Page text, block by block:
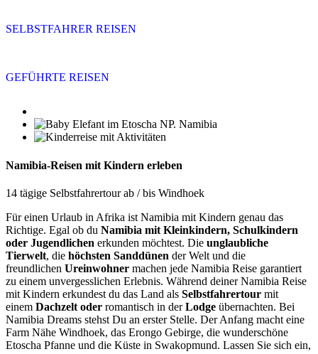
SELBSTFAHRER REISEN
GEFÜHRTE REISEN
Namibia-Reisen mit Kindern erleben
14 tägige Selbstfahrertour ab / bis Windhoek
Für einen Urlaub in Afrika ist Namibia mit Kindern genau das
Richtige. Egal ob du Namibia mit Kleinkindern, Schulkindern
oder Jugendlichen erkunden möchtest. Die unglaubliche
Tierwelt, die höchsten Sanddünen der Welt und die
freundlichen Ureinwohner machen jede Namibia Reise garantiert
zu einem unvergesslichen Erlebnis. Während deiner Namibia Reise
mit Kindern erkundest du das Land als Selbstfahrertour mit
einem Dachzelt oder romantisch in derLodge übernachten. Bei
Namibia Dreams stehst Du an erster Stelle. Der Anfang macht eine
Farm Nähe Windhoek, das Erongo Gebirge, die wunderschöne
Etoscha Pfanne und die Küste in Swakopmund. Lassen Sie sich ein,